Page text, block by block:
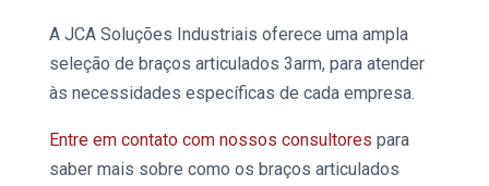
A JCA Soluções Industriais oferece uma ampla
seleção de braços articulados 3arm,para atender
às necessidades específicas de cada empresa.
Entre em contato com nossos consultores para
saber mais sobre como os braços articulados